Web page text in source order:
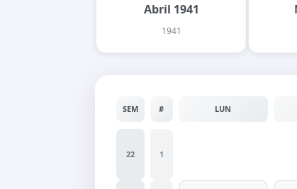
Abril 1941
1941
SEM # LUN
22 1